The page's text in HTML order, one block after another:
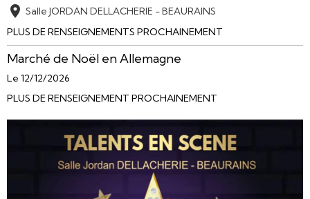
Salle JORDAN DELLACHERIE - BEAURAINS
PLUS DE RENSEIGNEMENTS PROCHAINEMENT
Marché de Noël en Allemagne
Le 12/12/2026
PLUS DE RENSEIGNEMENT PROCHAINEMENT